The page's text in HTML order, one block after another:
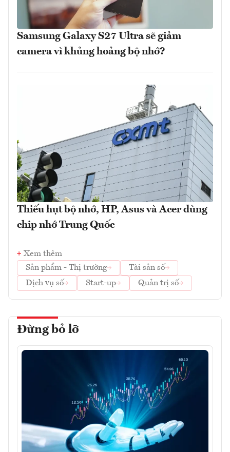
Samsung Galaxy S27 Ultra sẽ giảm
camera vì khủng hoảng bộ nhớ?
Thiếu hụt bộ nhớ, HP, Asus và Acer dùng
chip nhớ Trung Quốc
Xem thêm
Sản phẩm - Thị trường
Tài sản số
Dịch vụ số
Start-up Quản trị số
Đừng bỏ lỡ